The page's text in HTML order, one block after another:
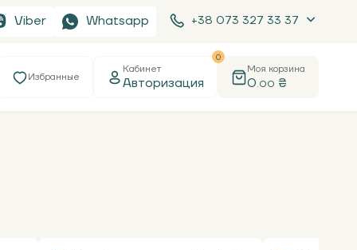
Viber Whatsapp +38 073 327 33 37
Избранные
Кабинет
Авторизация
0
Моя корзина
0.00 ₴